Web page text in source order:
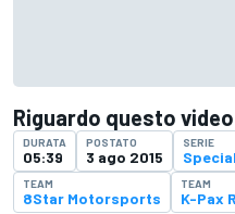
Riguardo questo video
DURATA
05:39
POSTATO
3 ago 2015
SERIE
TEAM
8Star Motorsports
TEAM
K-Pax